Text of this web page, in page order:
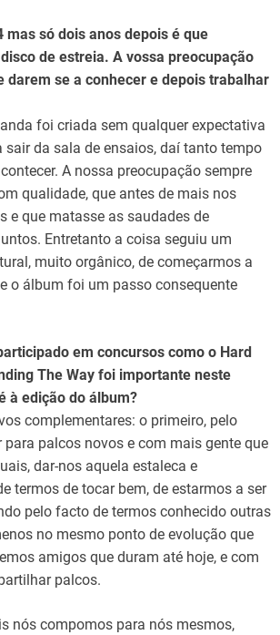
mas só dois anos depois é que
de estreia. A vossa preocupação
darem se a conhecer e depois trabalhar
foi criada sem qualquer expectativa
sair da sala de ensaios, daí tanto tempo
A nossa preocupação sempre
qualidade, que antes de mais nos
e que matasse as saudades de
Entretanto a coisa seguiu um
muito orgânico, de começarmos a
o álbum foi um passo consequente
em concursos como o Hard
The Way foi importante neste
à edição do álbum?
complementares: o primeiro, pelo
palcos novos e com mais gente que
dar-nos aquela estaleca e
termos de tocar bem, de estarmos a ser
pelo facto de termos conhecido outras
no mesmo ponto de evolução que
amigos que duram até hoje, e com
palcos.
nós compomos para nós mesmos,